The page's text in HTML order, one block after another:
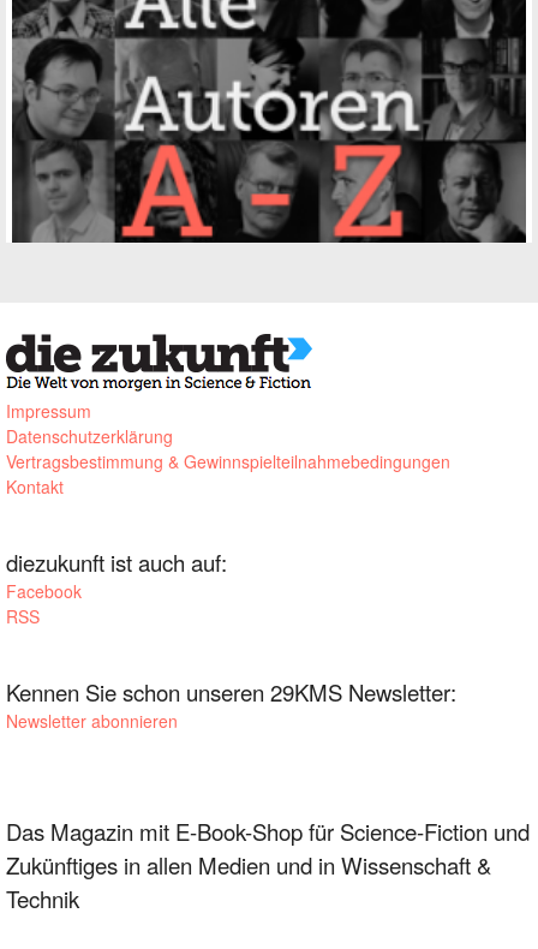
Impressum
Datenschutzerklärung
Vertragsbestimmung & Gewinnspielteilnahmebedingungen
Kontakt
diezukunft ist auch auf:
Facebook
RSS
Kennen Sie schon unseren 29KMS Newsletter:
Newsletter abonnieren
Das Magazin mit E-Book-Shop für Science-Fiction und
Zukünftiges in allen Medien und in Wissenschaft &
Technik